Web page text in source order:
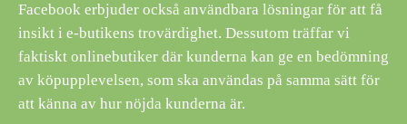
Facebook erbjuder också användbara lösningar för att få
insikt i e-butikens trovärdighet. Dessutom träffar vi
faktiskt onlinebutiker där kunderna kan ge en bedömning
av köpupplevelsen, som ska användas på samma sätt för
att känna av hur nöjda kunderna är.